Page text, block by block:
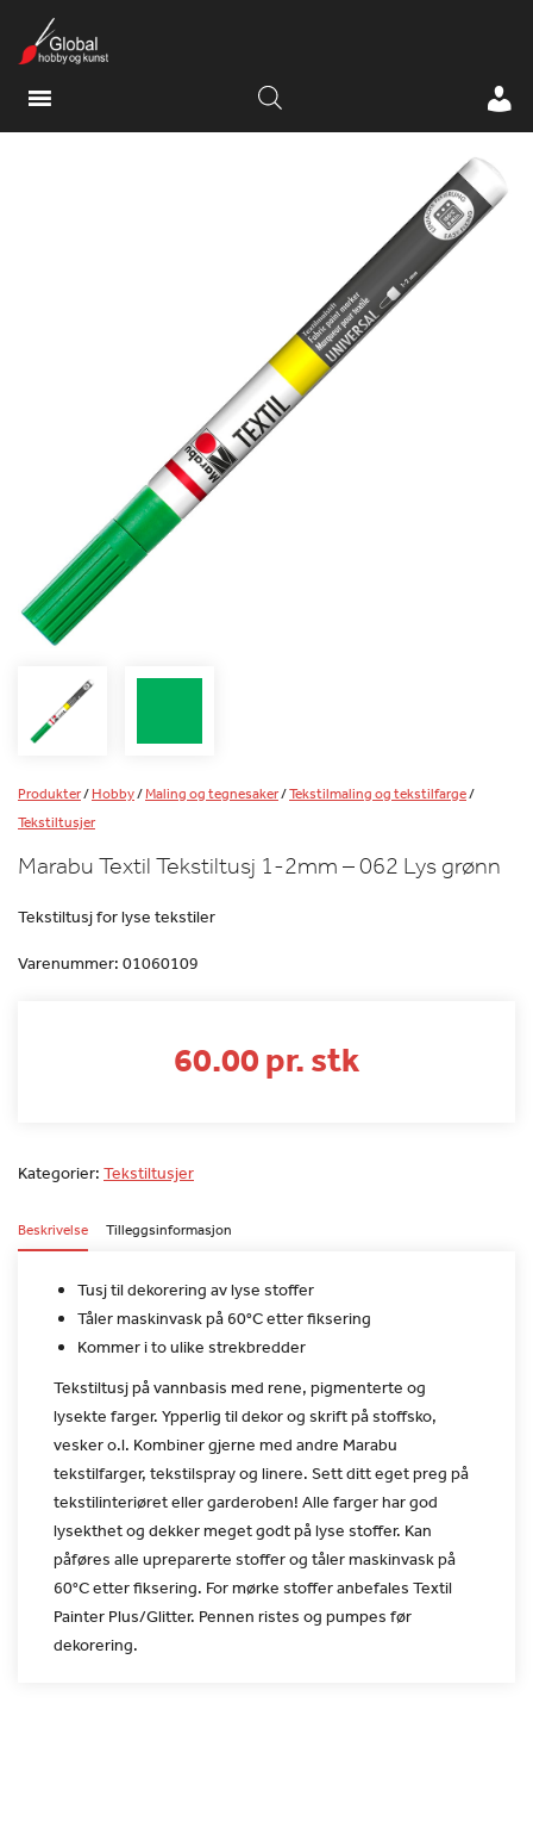
Produkter/Hobby/Maling og tegnesaker/Tekstilmaling og tekstilfarge/
Tekstiltusjer
Marabu Textil Tekstiltusj 1-2mm – 062 Lys grønn
Tekstiltusj for lyse tekstiler
Varenummer: 01060109
60.00 pr. stk
Kategorier: Tekstiltusjer
Beskrivelse Tilleggsinformasjon
Tusj til dekorering av lyse stoffer
Tåler maskinvask på 60°C etter fiksering
Kommer i to ulike strekbredder
Tekstiltusj på vannbasis med rene, pigmenterte og
lysekte farger. Ypperlig til dekor og skrift på stoffsko,
vesker o.l. Kombinergjerne med andre Marabu
tekstilfarger, tekstilspray og linere. Settditt eget preg på
tekstilinteriøret eller garderoben! Alle farger har god
lysekthet og dekker meget godt på lyse stoffer. Kan
påføres alle upreparerte stoffer og tåler maskinvask på
60°Cetter fiksering. For mørke stoffer anbefales Textil
Painter Plus/Glitter. Pennen ristes og pumpes før
dekorering.